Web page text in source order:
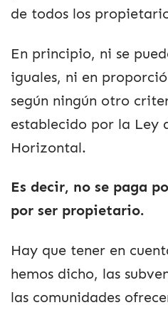
de todos los
En principio, ni se
iguales, ni en
según ningún otro
establecido por la Ley
Horizontal.
Es decir, no se paga
por ser propietario.
Hay que tener en
hemos dicho, las
las comunidades